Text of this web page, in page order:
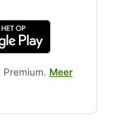
Premium. Meer